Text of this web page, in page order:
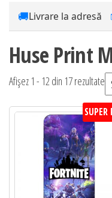
🚚Livrare la adresă
Huse Print
Afișez 1 - 12 din 17 rezultate
SUPER